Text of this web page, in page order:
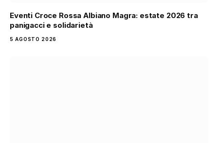
Eventi Croce Rossa Albiano Magra: estate 2026 tra
panigacci e solidarietà
5 AGOSTO 2026